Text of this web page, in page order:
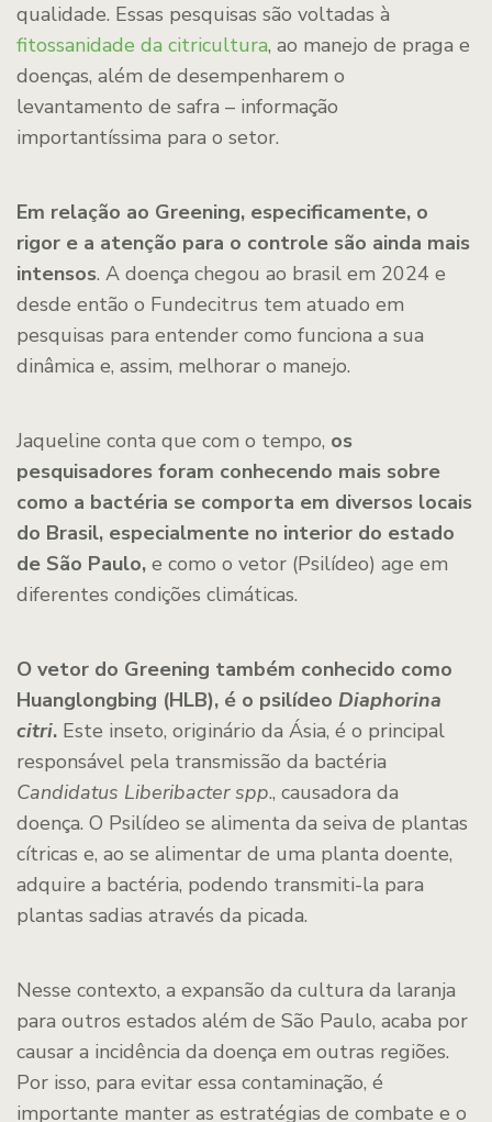
qualidade. Essas pesquisas são voltadas à
fitossanidade da citricultura, ao manejo de praga e
doenças, além de desempenharem o
levantamento de safra – informação
importantíssima para o setor.
Em relação ao Greening, especificamente, o
rigor e a atenção para o controle são ainda mais
intensos. A doença chegou ao brasil em 2024 e
desde então o Fundecitrus tem atuado em
pesquisas para entender como funciona a sua
dinâmica e, assim, melhorar o manejo.
Jaqueline conta que com o tempo, os
pesquisadores foram conhecendo mais sobre
como a bactéria se comporta em diversos locais
do Brasil, especialmente no interior do estado
de São Paulo, e como o vetor (Psilídeo) age em
diferentes condições climáticas.
O vetor do Greening também conhecido como
Huanglongbing (HLB), é o psilídeo Diaphorina
citri. Este inseto, originário da Ásia, é o principal
responsável pela transmissão da bactéria
Candidatus Liberibacter spp., causadora da
doença. O Psilídeo se alimenta da seiva de plantas
cítricas e, ao se alimentar de uma planta doente,
adquire a bactéria, podendo transmiti-la para
plantas sadias através da picada.
Nesse contexto, a expansão da cultura da laranja
para outros estados além de São Paulo, acaba por
causar a incidência da doença em outras regiões.
Por isso, para evitar essa contaminação, é
importante manter as estratégias de combate e o